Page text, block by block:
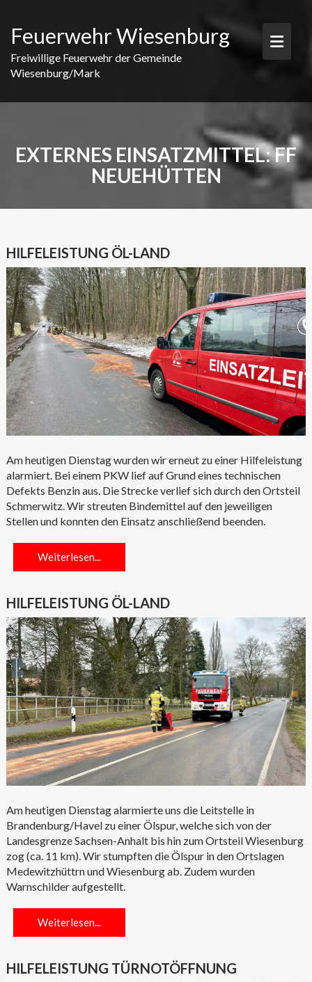
content
Feuerwehr Wiesenburg
Freiwillige Feuerwehr der Gemeinde
Wiesenburg/Mark
EXTERNES EINSATZMITTEL:FF
NEUEHÜTTEN
HILFELEISTUNG ÖL-LAND
Am heutigen Dienstag wurden wir erneut zu einer Hilfeleistung
alarmiert. Bei einem PKW lief auf Grund eines technischen
Defekts Benzin aus. Die Strecke verlief sich durch den Ortsteil
Schmerwitz. Wir streuten Bindemittel auf den jeweiligen
Stellen und konnten den Einsatz anschließend beenden.
Weiterlesen...
HILFELEISTUNG ÖL-LAND
Am heutigen Dienstag alarmierte uns die Leitstelle in
Brandenburg/Havel zu einer Ölspur, welche sich von der
Landesgrenze Sachsen-Anhalt bis hin zum Ortsteil Wiesenburg
zog (ca. 11 km). Wir stumpften die Ölspur in den Ortslagen
Medewitzhüttrn und Wiesenburg ab. Zudem wurden
Warnschilder aufgestellt.
Weiterlesen...
HILFELEISTUNG TÜRNOTÖFFNUNG